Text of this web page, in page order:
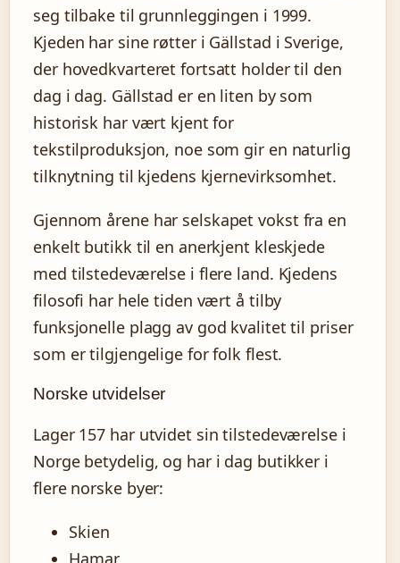
seg tilbake til grunnleggingen i 1999.
Kjeden har sine røtter i Gällstad i Sverige,
der hovedkvarteret fortsatt holder til den
dag i dag. Gällstad er en liten by som
historisk har vært kjent for
tekstilproduksjon, noe som gir en naturlig
tilknytning til kjedens kjernevirksomhet.
Gjennom årene har selskapet vokst fra en
enkelt butikk til en anerkjent kleskjede
med tilstedeværelse i flere land. Kjedens
filosofi har hele tiden vært å tilby
funksjonelle plagg av god kvalitet til priser
som er tilgjengelige for folk flest.
Norske utvidelser
Lager 157 har utvidet sin tilstedeværelse i
Norge betydelig, og har i dag butikker i
flere norske byer:
Skien
Hamar